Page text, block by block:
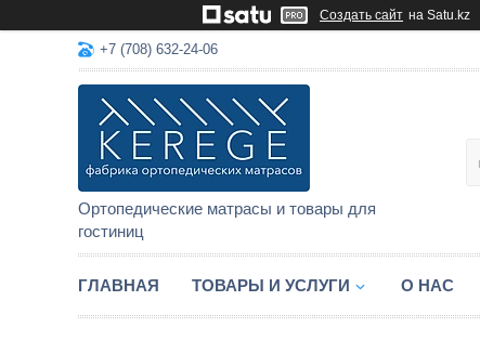
Создать сайт на Satu.kz
+7 (708) 632-24-06
Ортопедические матрасы и товары для
гостиниц
ГЛАВНАЯ ТОВАРЫ И УСЛУГИ О НАС